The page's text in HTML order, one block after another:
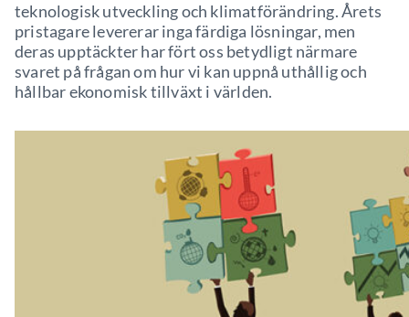
teknologisk utveckling och klimatförändring. Årets
pristagare levererar inga färdiga lösningar, men
deras upptäckter har fört oss betydligt närmare
svaret på frågan om hur vi kan uppnå uthållig och
hållbar ekonomisk tillväxt i världen.